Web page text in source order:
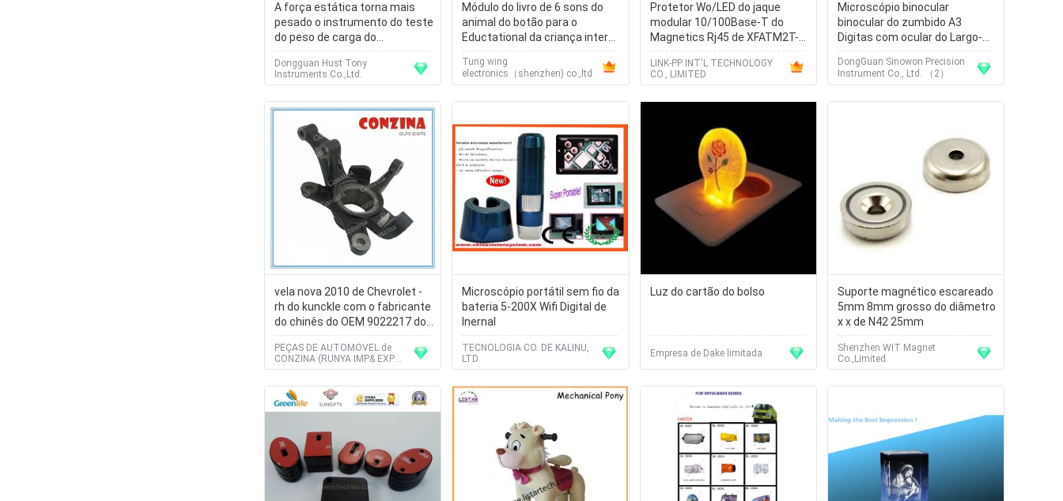
A força estática torna mais
pesado o instrumento do teste
do peso de carga do
equipamento de teste dos
brinquedos
Dongguan Hust Tony
Instruments Co.,Ltd.
Módulo do livro de 6 sons do
animal do botão para o
Eductational da criança interna
que aprende o livro
Tung wing
electronics（shenzhen) co.,ltd
Protetor Wo/LED do jaque
modular 10/100Base-T do
Magnetics Rj45 de XFATM2T-
COMBO1-4M
LINK-PP INT'L TECHNOLOGY
CO., LIMITED
Microscópio binocular
binocular do zumbido A3
Digitas com ocular do Largo-
campo
DongGuan Sinowon Precision
Instrument Co., Ltd. （2）
vela nova 2010 de Chevrolet -
rh do kunckle com o fabricante
do chinês do OEM 9022217 do
ABS
PEÇAS DE AUTOMÓVEL de
CONZINA (RUNYA IMP& EXP
CO., LTD)
Microscópio portátil sem fio da
bateria 5-200X Wifi Digital de
Inernal
TECNOLOGIA CO. DE KALINU,
LTD
Luz do cartão do bolso
Empresa de Dake limitada
Suporte magnético escareado
5mm 8mm grosso do diâmetro
x x de N42 25mm
Shenzhen WIT Magnet
Co.,Limited